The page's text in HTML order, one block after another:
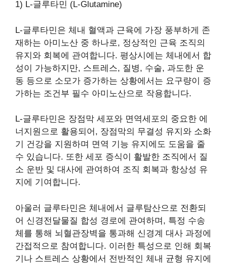
1) L-글루타민 (L-Glutamine)
L-글루타민은 체내 혈액과 근육에 가장 풍부하게 존
재하는 아미노산 중 하나로, 정상적인 근육 조직의
유지와 회복에 관여합니다. 평상시에는 체내에서 합
성이 가능하지만, 스트레스, 질병, 수술, 과도한 운
동 등으로 소모가 증가하는 상황에서는 요구량이 증
가하는 조건부 필수 아미노산으로 작용합니다.
L-글루타민은 장점막 세포와 면역세포의 중요한 에
너지원으로 활용되어, 장점막의 무결성 유지와 소화
기 건강을 지원하며 면역 기능 유지에도 도움을 줄
수 있습니다. 또한 세포 증식이 활발한 조직에서 질
소 운반 및 대사에 관여하여 조직 회복과 항상성 유
지에 기여합니다.
아울러 글루타민은 체내에서 글루탐산으로 전환되
어 신경전달물질 합성 경로에 관여하며, 특정 수송
체를 통해 뇌혈관장벽을 통과해 신경계 대사 과정에
간접적으로 참여합니다. 이러한 특성으로 인해 회복
기나 스트레스 상황에서 전반적인 체내 균형 유지에